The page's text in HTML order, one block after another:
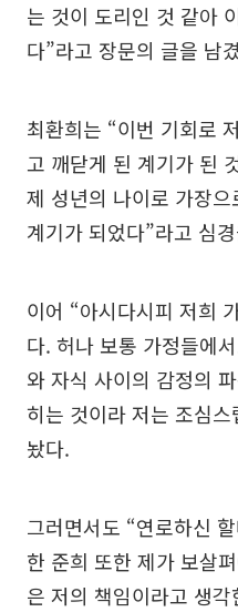
는 것이 도리인 것 같아
다”라고 장문의 글을 남
최환희는 “이번 기회로
고 깨닫게 된 계기가 된
제 성년의 나이로 가장
계기가 되었다”라고 심
이어 “아시다시피 저희
다. 허나 보통 가정들에
와 자식 사이의 감정의
히는 것이라 저는 조심
놨다.
그러면서도 “연로하신
한 준희 또한 제가 보살
은 저의 책임이라고 생